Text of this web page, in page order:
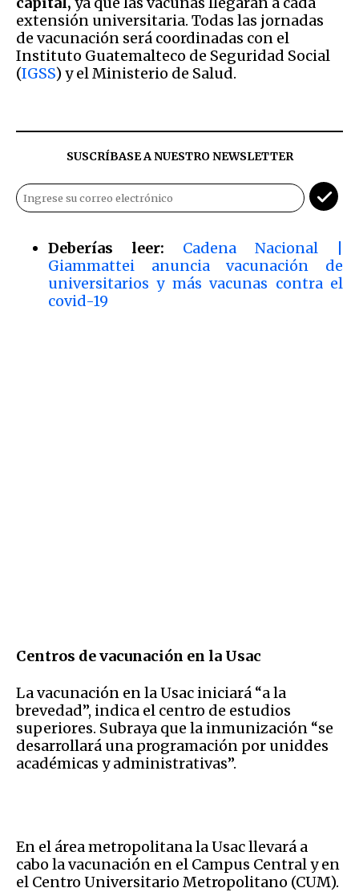
extensión universitaria. Todas las jornadas
de vacunación será coordinadas con el
Instituto Guatemalteco de Seguridad Social
(IGSS) y el Ministerio de Salud.
SUSCRÍBASE A NUESTRO NEWSLETTER
Deberías leer: Cadena Nacional |
Giammattei anuncia vacunación de
universitarios y más vacunas contra el
covid-19
Centros de vacunación en la Usac
La vacunación en la Usac iniciará “a la
brevedad”, indica el centro de estudios
superiores. Subraya que la inmunización “se
desarrollará una programación por uniddes
académicas y administrativas”.
En el área metropolitana la Usac llevará a
cabo la vacunación en el Campus Central y en
el Centro Universitario Metropolitano (CUM).